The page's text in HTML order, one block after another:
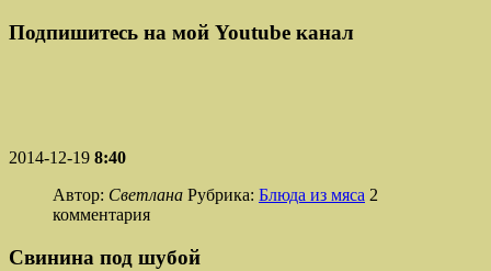
Подпишитесь на мой Youtube канал
2014-12-19 8:40
Автор: Светлана Рубрика: Блюда из мяса 2
комментария
Свинина под шубой